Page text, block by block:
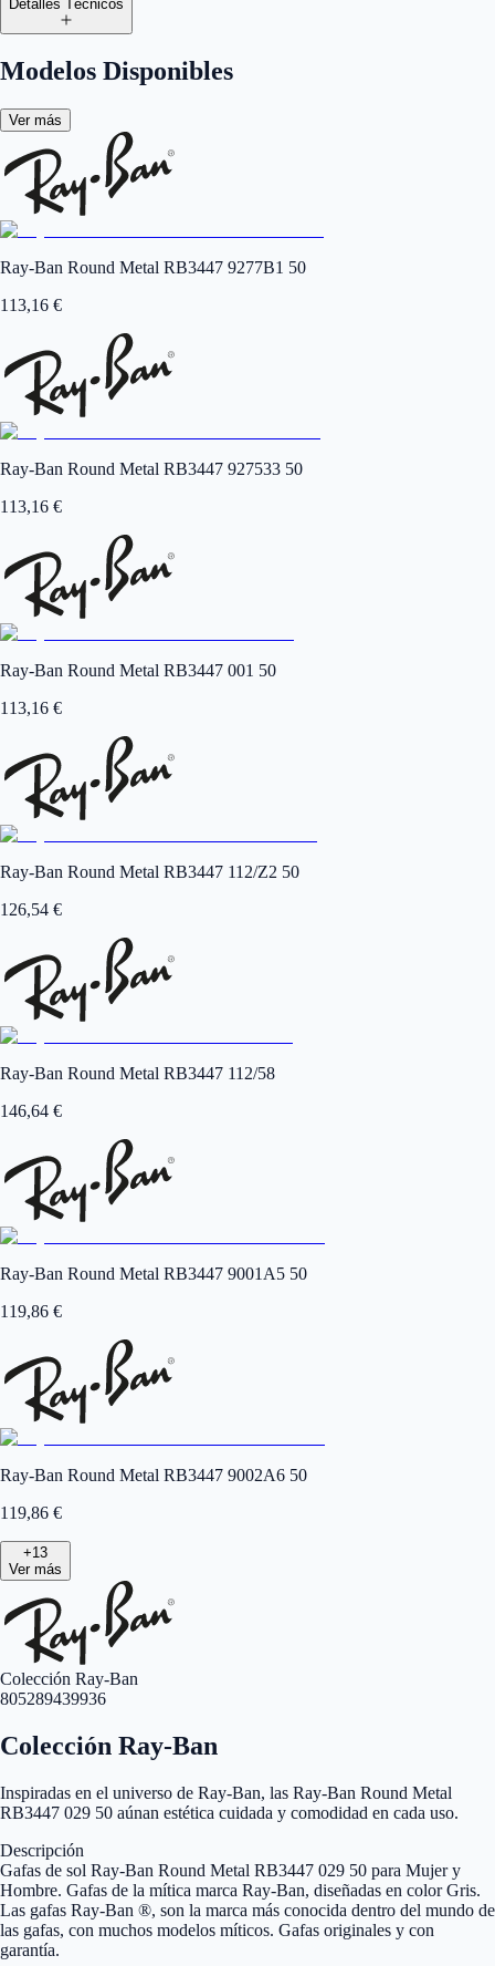
Detalles Técnicos
Modelos Disponibles
Ver más
Ray-Ban Round Metal RB3447 9277B1 50
113,16 €
Ray-Ban Round Metal RB3447 927533 50
113,16 €
Ray-Ban Round Metal RB3447 001 50
113,16 €
Ray-Ban Round Metal RB3447 112/Z2 50
126,54 €
Ray-Ban Round Metal RB3447 112/58
146,64 €
Ray-Ban Round Metal RB3447 9001A5 50
119,86 €
Ray-Ban Round Metal RB3447 9002A6 50
119,86 €
+13
Ver más
Colección Ray-Ban
805289439936
Colección Ray-Ban
Inspiradas en el universo de Ray-Ban, las Ray-Ban Round Metal
RB3447 029 50 aúnan estética cuidada y comodidad en cada uso.
Descripción
Gafas de sol Ray-Ban Round Metal RB3447 029 50 para Mujer y
Hombre. Gafas de la mítica marca Ray-Ban, diseñadas en color Gris.
Las gafas Ray-Ban ®, son la marca más conocida dentro del mundo de
las gafas, con muchos modelos míticos. Gafas originales y con
garantía.